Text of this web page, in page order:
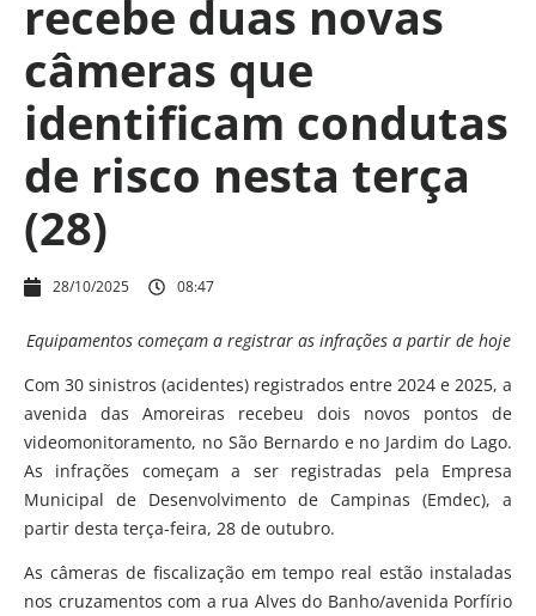
recebe duas novas
câmeras que
identificam condutas
de risco nesta terça
(28)
28/10/2025 08:47
Equipamentos começam a registrar as infrações a partir de hoje
Com 30 sinistros (acidentes) registrados entre 2024 e 2025, a
avenida das Amoreiras recebeu dois novos pontos de
videomonitoramento, no São Bernardo e no Jardim do Lago.
As infrações começam a ser registradas pela Empresa
Municipal de Desenvolvimento de Campinas (Emdec), a
partir desta terça-feira, 28 de outubro.
As câmeras de fiscalização em tempo real estão instaladas
nos cruzamentos com a rua Alves do Banho/avenida Porfírio